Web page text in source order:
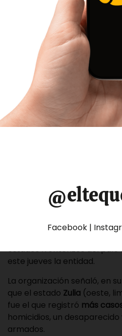
denunció 57
estados
de
durante el
homicidios, 17
estados fronterizos del
este jueves la entidad.
La organización señaló, en
que el estado Zulia (oeste,
fue el que registró más
homicidios, un
armados.
Facebook |